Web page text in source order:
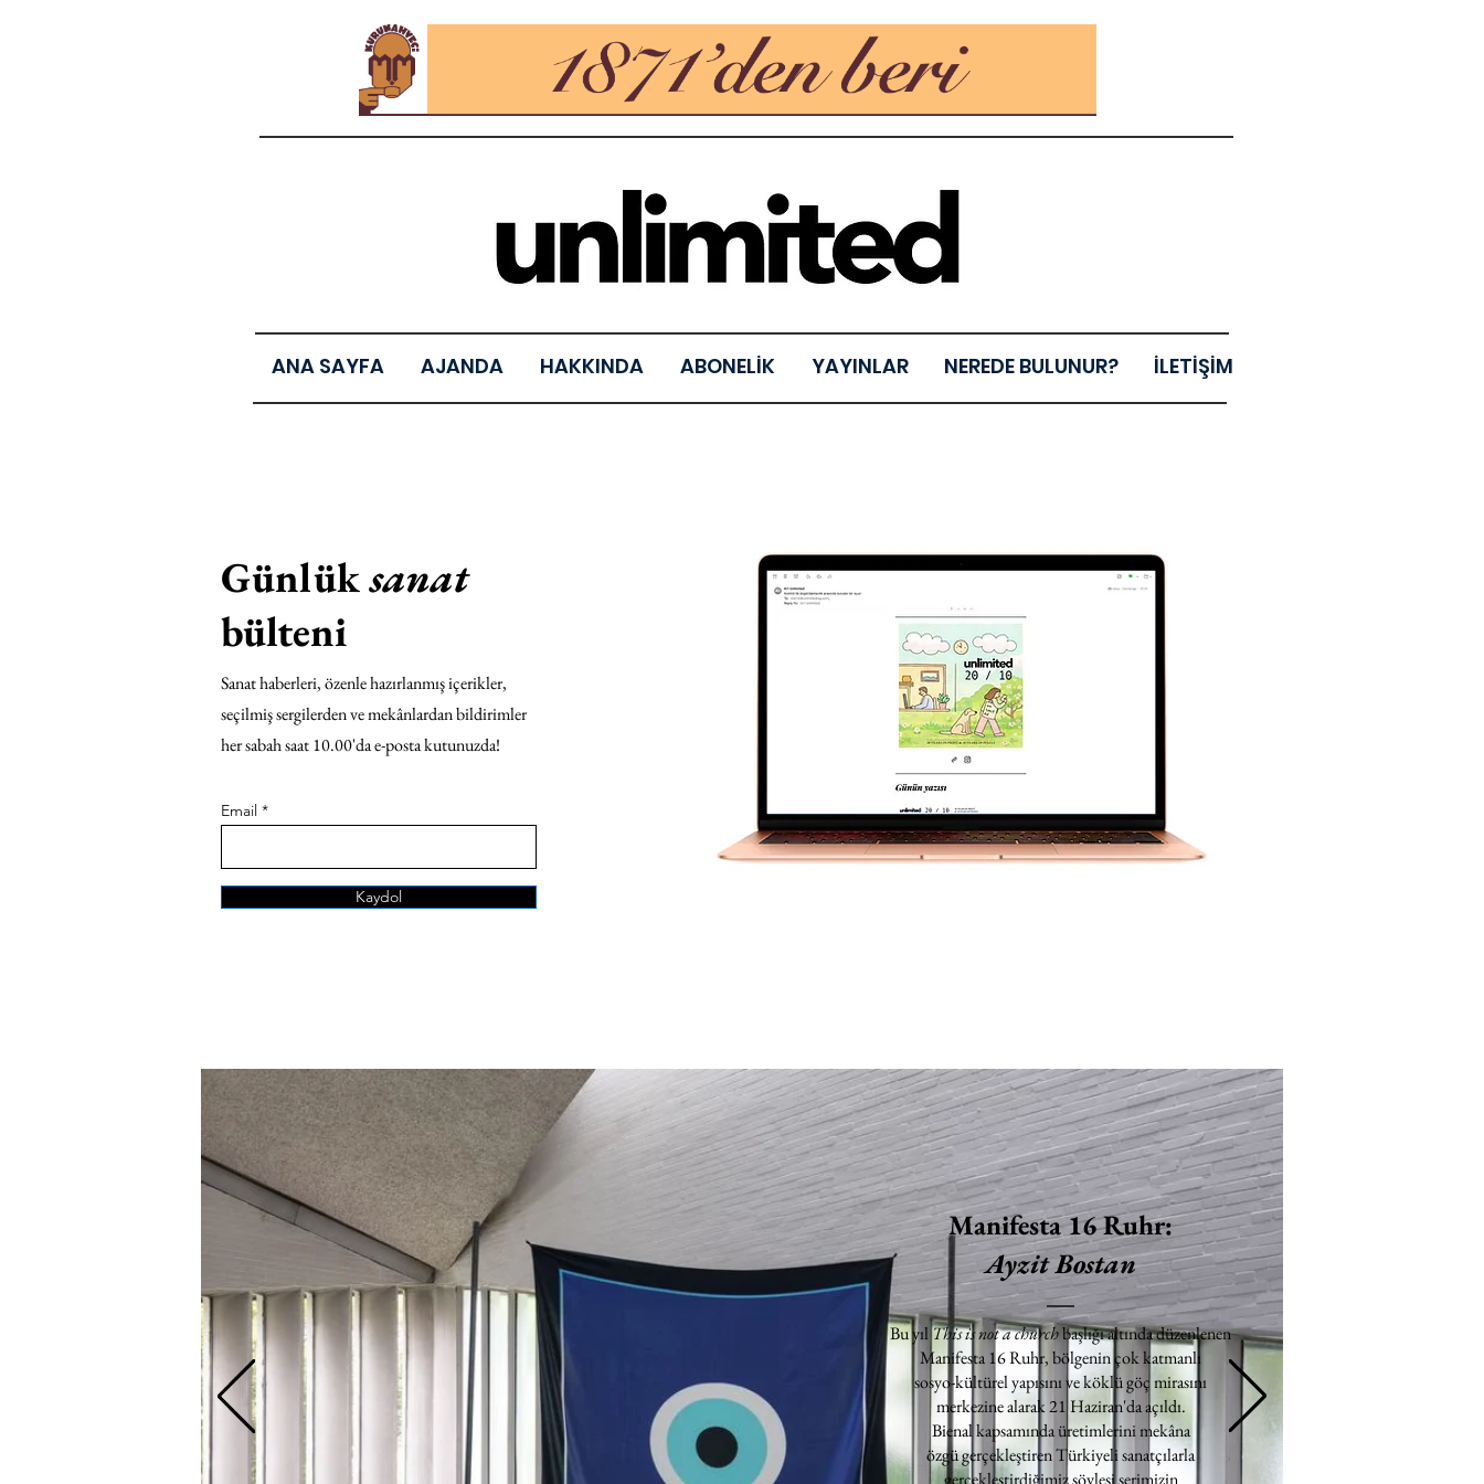
ANA SAYFA AJANDA HAKKINDA ABONELİK YAYINLAR NEREDE BULUNUR? İLETİŞİM
Günlüksanat
bülteni
Sanat haberleri, özenle hazırlanmış içerikler,
seçilmiş sergilerden ve mekânlardan bildirimler
her sabah saat 10.00'da e-posta kutunuzda!
Email
Kaydol
Manifesta 16 Ruhr:
Ayzit Bostan
Bu yılThis is not a churchbaşlığı altında düzenlenen
Manifesta 16 Ruhr, bölgenin çok katmanlı
sosyo-kültürel yapısını ve köklü göç mirasını
merkezine alarak 21 Haziran'da açıldı.
Bienal kapsamında üretimlerini mekâna
özgü gerçekleştiren Türkiyeli sanatçılarla
gerçekleştirdiğimiz söyleşi serimizin